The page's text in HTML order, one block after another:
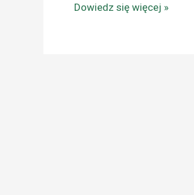
Dowiedz się więcej »